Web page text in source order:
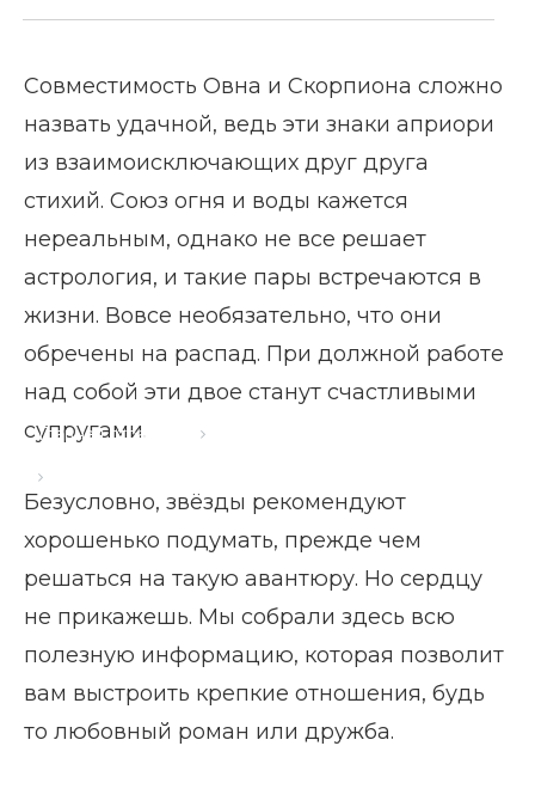
Главная страница
Совместимость Овна и Скорпиона сложно
назвать удачной, ведь эти знаки априори
из взаимоисключающих друг друга
стихий. Союз огня и воды кажется
нереальным, однако не все решает
астрология, и такие пары встречаются в
жизни. Вовсе необязательно, что они
обречены на распад. При должной работе
над собой эти двое станут счастливыми
супругами.
Безусловно, звёзды рекомендуют
хорошенько подумать, прежде чем
решаться на такую авантюру. Но сердцу
не прикажешь. Мы собрали здесь всю
полезную информацию, которая позволит
вам выстроить крепкие отношения, будь
то любовный роман или дружба.